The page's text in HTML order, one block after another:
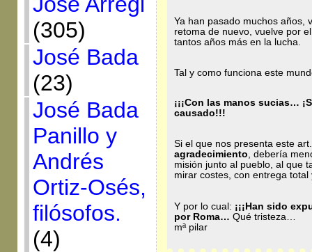
(305)
José Bada
(23)
José Bada
Panillo y
Andrés
Ortiz-Osés,
filósofos.
(4)
Ya han pasado muchos años,
retoma de nuevo, vuelve por
tantos años más en la lucha.
Tal y como funciona este
¡¡¡Con las manos sucias…
causado!!!
Si el que nos presenta este
agradecimiento , debería
misión junto al pueblo, al que
mirar costes, con entrega total
Y por lo cual: ¡¡¡Han sido
por Roma… Qué tristeza…
mª pilar